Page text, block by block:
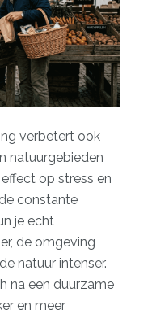
verbetert ook
natuurgebieden
op stress en
constante
je echt
de omgeving
natuur intenser.
na een duurzame
en meer